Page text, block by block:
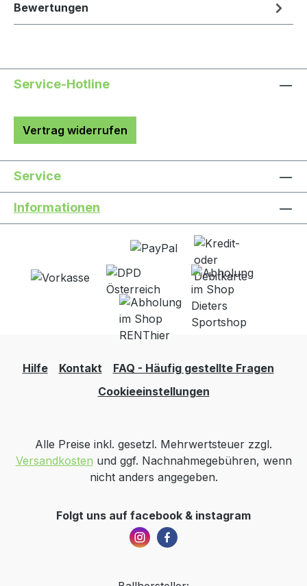
Bewertungen
Service-Hotline
Vertrag widerrufen
Service
Informationen
Hilfe Kontakt
FAQ - Häufig gestellte Fragen
Cookieeinstellungen
Alle Preise inkl. gesetzl. Mehrwertsteuer zzgl.
Versandkosten und ggf. Nachnahmegebühren, wenn
nicht anders angegeben.
Folgt uns auf facebook & instagram